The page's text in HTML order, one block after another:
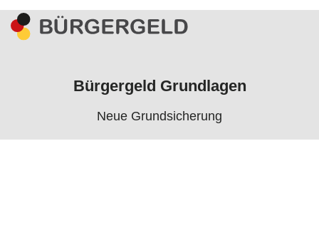
Bürgergeld Grundlagen
Neue Grundsicherung